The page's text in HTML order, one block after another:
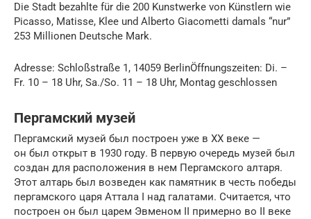
Die Stadt bezahlte für die 200 Kunstwerke von Künstlern wie
Picasso, Matisse, Klee und Alberto Giacometti damals “nur”
253 Millionen Deutsche Mark.
Adresse: Schloßstraße 1, 14059 BerlinÖffnungszeiten: Di. –
Fr. 10 – 18 Uhr, Sa./So. 11 – 18 Uhr, Montag geschlossen
Пергамский музей
Пергамский музей был построен уже в XX веке —
он был открыт в 1930 году. В первую очередь музей был
создан для расположения в нем Пергамского алтаря.
Этот алтарь был возведен как памятник в честь победы
пергамского царя Аттала I над галатами. Считается, что
построен он был царем Эвменом II примерно во II веке